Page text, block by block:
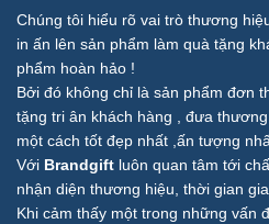
Chúng tôi hiểu rõ vai trò thương
in ấn lên sản phẩm làm quà tặng
phẩm hoàn hảo !
Bởi đó không chỉ là sản phẩm đơn
tặng tri ân khách hàng , đưa
một cách tốt đẹp nhất ,ấn tượng
Với Brandgift luôn quan tâm tới
nhận diện thương hiệu, thời gian
Khi cảm thấy một trong những vấn